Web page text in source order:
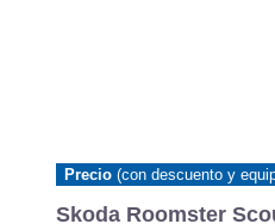
Skoda Roomster
Precio (con descuento y